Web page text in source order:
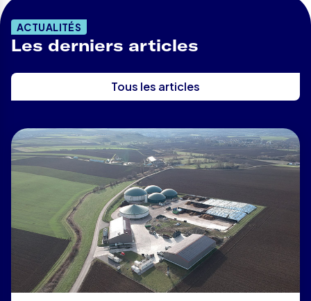
ACTUALITÉS
Les derniers articles
Tous les articles